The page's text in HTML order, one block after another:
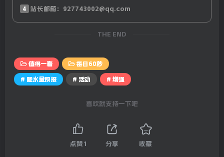
14、美媒：美国司法部调查拜登签署的多项赦免令，涉及其
子亨特；特朗普正式要求国会停止资助公共广播公司；
15、美媒：美政府提出首份削减开支方案，申请收回94亿美
元；马斯克批特朗普政府“大而美”法案“令人作呕”。
【今日微语】不因幸运而故步自封，不因厄运而一蹶不振。
时时校准自己前进的目标。
4 站长邮箱：927743002@qq.com
THE END
值得一看 每日60秒
# 降水量预报 # 活动 # 增强
喜欢就支持一下吧
点赞 1 分享 收藏